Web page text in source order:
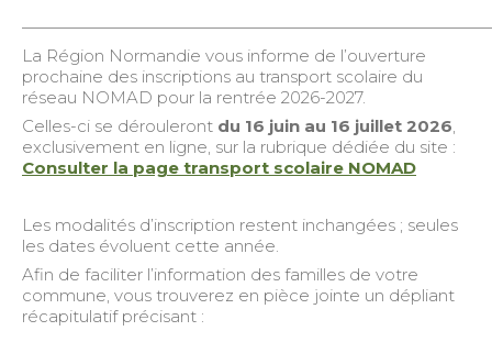
La Région Normandie vous informe de l’ouverture
prochaine des inscriptions au transport scolaire du
réseau NOMAD pour la rentrée 2026-2027.
Celles-ci se dérouleront du 16 juin au 16 juillet 2026,
exclusivement en ligne, sur la rubrique dédiée du site :
Consulter la page transport scolaire NOMAD
Les modalités d’inscription restent inchangées ; seules
les dates évoluent cette année.
Afin de faciliter l’information des familles de votre
commune, vous trouverez en pièce jointe un dépliant
récapitulatif précisant :